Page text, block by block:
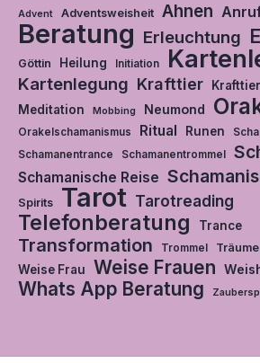
Advent Adventsweisheit Ahnen
Beratung Erleuchtung
Göttin Heilung Initiation
Kartenlegung Krafttier
Meditation Mobbing Neumond
Orakelschamanismus Ritual Runen
Schamanentrance
Schamanentrommel
Schamanische Reise
Spirits Tarot Tarotreading
Telefonberatung Trance
Transformation Trommel Träume
Weise Frau Weise Frauen
Whats App Beratung